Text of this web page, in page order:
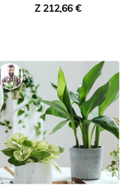
Z 212,66 €